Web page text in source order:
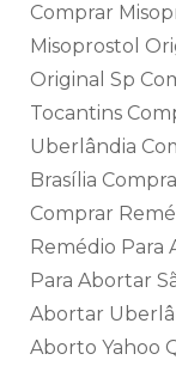
Comprar
Misoprostol
Original Sp
Tocantins
Uberlândia
Brasília
Comprar
Remédio Para
Para Abortar
Abortar
Aborto Yahoo